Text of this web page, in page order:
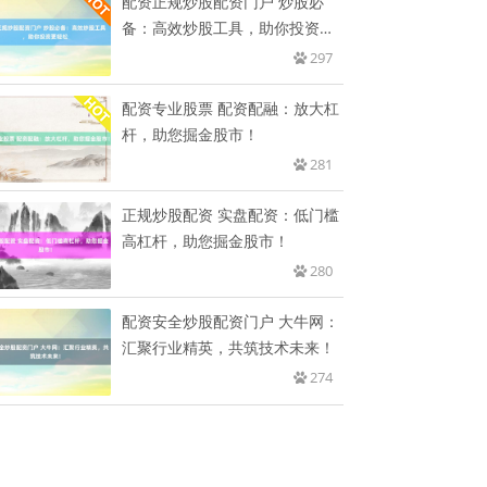
备：高效炒股工具，助你投资更
297
配资专业股票 配资配融：放大杠
杆，助您掘金股市！
281
正规炒股配资 实盘配资：低门槛
高杠杆，助您掘金股市！
280
配资安全炒股配资门户 大牛网：
汇聚行业精英，共筑技术未来！
274